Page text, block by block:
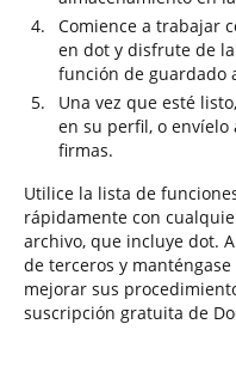
Comience a trabajar
en dot y disfrute de
función de guardado
Una vez que esté
en su perfil, o
firmas.
Utilice la lista de
rápidamente con
archivo, que incluye dot.
de terceros y
mejorar sus
suscripción gratuita de